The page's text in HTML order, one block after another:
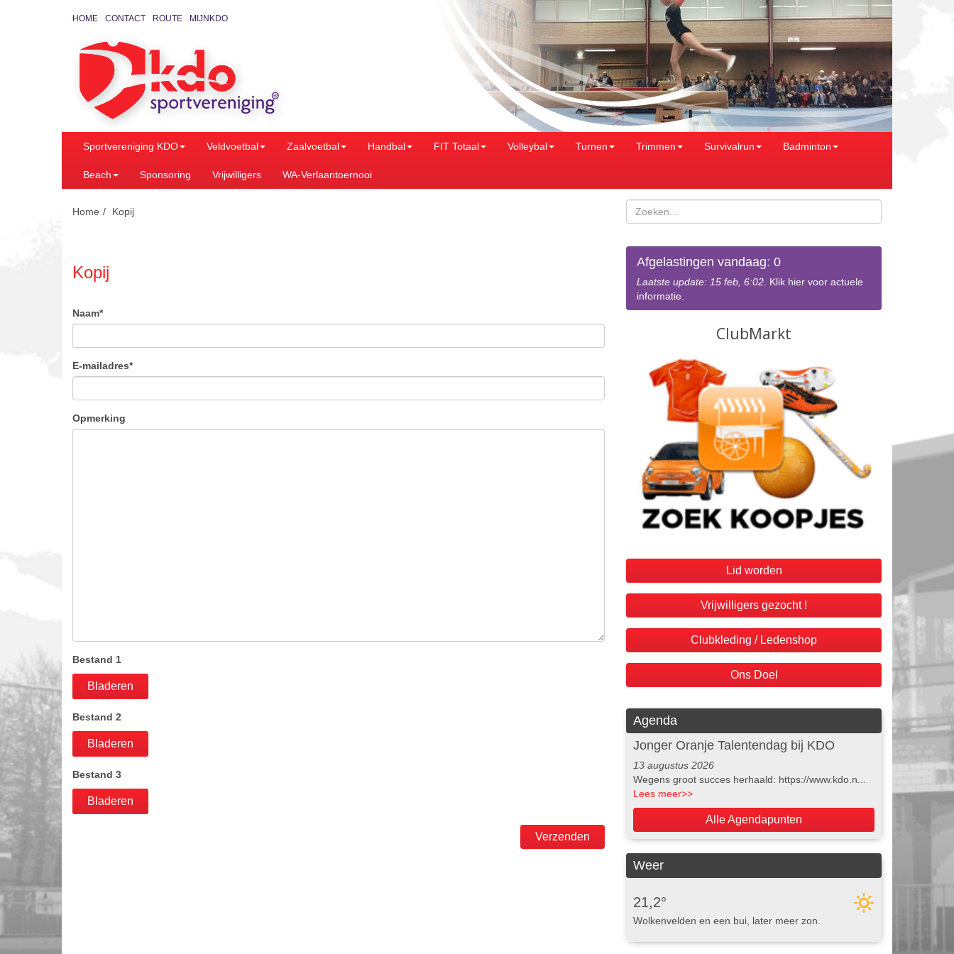
HOME CONTACT ROUTE MIJNKDO
Sportvereniging KDO Veldvoetbal Zaalvoetbal Handbal FIT Totaal Volleybal Turnen Trimmen Survivalrun Badminton
Beach Sponsoring Vrijwilligers WA-Verlaantoernooi
Home Kopij
Kopij
Naam*
E-mailadres*
Opmerking
Bestand 1
Bladeren
Bestand 2
Bladeren
Bestand 3
Bladeren
Afgelastingen vandaag: 0
Laatste update: 15 feb, 6:02 . Klik hier voor actuele
informatie.
Lid worden
Vrijwilligers gezocht !
Clubkleding / Ledenshop
Ons Doel
Agenda
Jonger Oranje Talentendag bij KDO
13 augustus 2026
Wegens groot succes herhaald: https://www.kdo.n...
Lees meer>>
Alle Agendapunten
Weer
21,2°
Wolkenvelden en een bui, later meer zon